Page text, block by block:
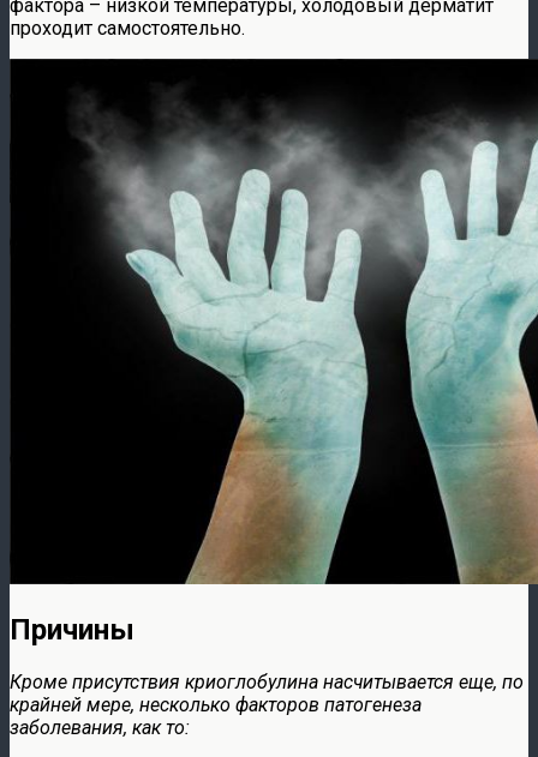
фактора – низкой температуры, холодовый дерматит
проходит самостоятельно.
Причины
Кроме присутствия криоглобулина насчитывается еще, по
крайней мере, несколько факторов патогенеза
заболевания, как то: